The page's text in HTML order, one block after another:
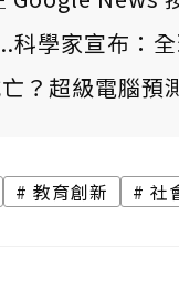
科學家宣布：
？超級電腦預
教育創新 社